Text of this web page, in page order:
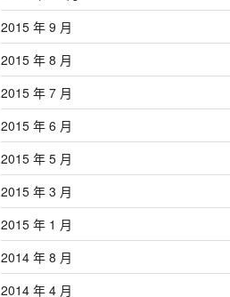
2015 年 9 月
2015 年 8 月
2015 年 7 月
2015 年 6 月
2015 年 5 月
2015 年 3 月
2015 年 1 月
2014 年 8 月
2014 年 4 月